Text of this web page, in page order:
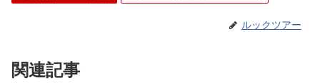
ルックツアー
関連記事